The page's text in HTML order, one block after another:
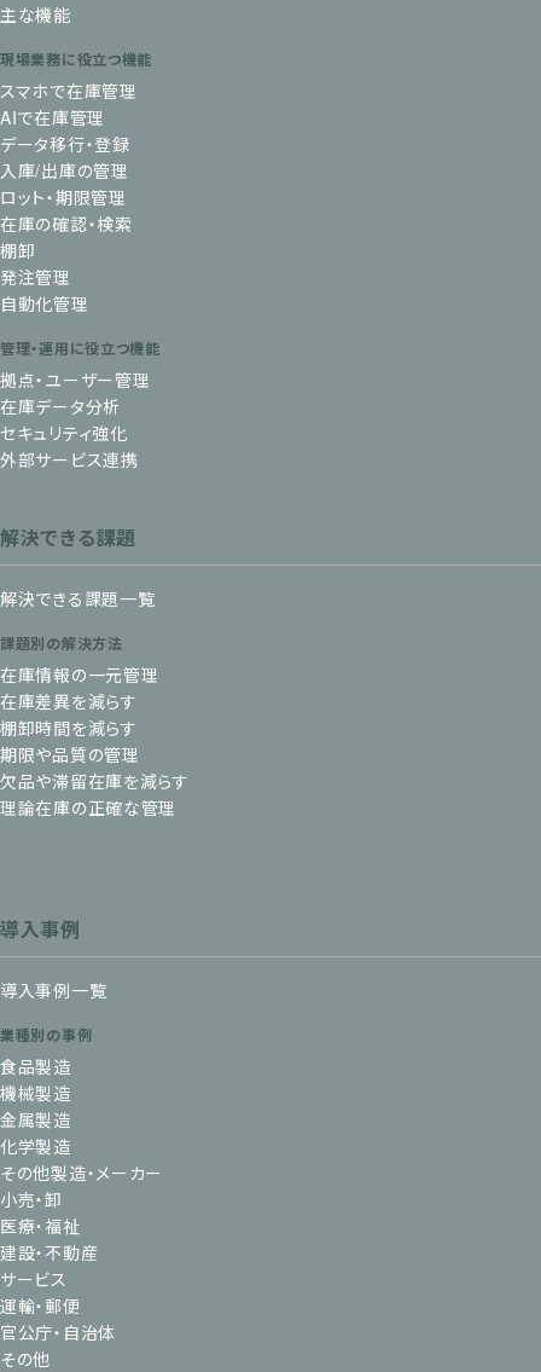
主な機能
現場業務に役立つ機能
スマホで在庫管理
AIで在庫管理
データ移行・登録
入庫/出庫の管理
ロット・期限管理
在庫の確認・検索
棚卸
発注管理
自動化管理
管理・運用に役立つ機能
拠点・ユーザー管理
在庫データ分析
セキュリティ強化
外部サービス連携
解決できる課題
解決できる課題一覧
課題別の解決方法
在庫情報の一元管理
在庫差異を減らす
棚卸時間を減らす
期限や品質の管理
欠品や滞留在庫を減らす
理論在庫の正確な管理
導入事例
導入事例一覧
業種別の事例
食品製造
機械製造
金属製造
化学製造
その他製造・メーカー
小売・卸
医療・福祉
建設・不動産
サービス
運輸・郵便
官公庁・自治体
その他